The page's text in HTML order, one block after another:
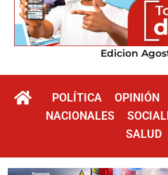
Edicion
POLÍTICA OPINIÓN
NACIONALES
SALUD